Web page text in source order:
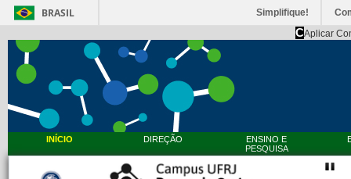
BRASIL Simplifique!
CAplicar
INÍCIO DIREÇÃO
ENSINO E
PESQUISA